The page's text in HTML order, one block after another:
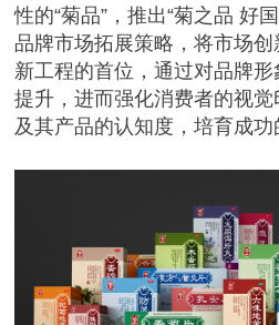
性的“菊品”，推出“菊之品 好
品牌市场拓展策略，将市场创
新工程的首位，通过对品牌
提升，进而强化消费者的视
及其产品的认知度，培育成功